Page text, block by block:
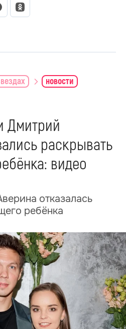
новости
Дмитрий
раскрывать
видео
отказалась
ребёнка